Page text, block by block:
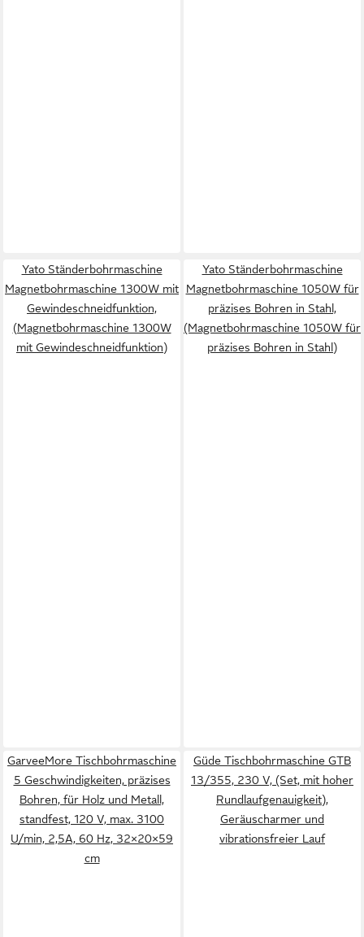
Yato Ständerbohrmaschine
Magnetbohrmaschine 1300W mit
Gewindeschneidfunktion,
(Magnetbohrmaschine 1300W
mit Gewindeschneidfunktion)
Yato Ständerbohrmaschine
Magnetbohrmaschine 1050W für
präzises Bohren in Stahl,
(Magnetbohrmaschine 1050W für
präzises Bohren in Stahl)
GarveeMore Tischbohrmaschine
5 Geschwindigkeiten, präzises
Bohren, für Holz und Metall,
standfest, 120 V, max. 3100
U/min, 2,5A, 60 Hz, 32×20×59
cm
Güde Tischbohrmaschine GTB
13/355, 230 V, (Set, mit hoher
Rundlaufgenauigkeit),
Geräuscharmer und
vibrationsfreier Lauf